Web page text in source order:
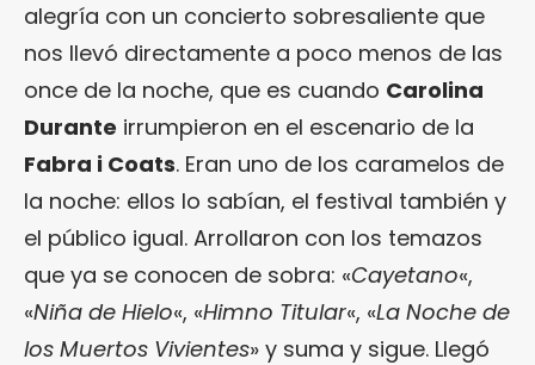
alegría con un concierto sobresaliente que
nos llevó directamente a poco menos de las
once de la noche, que es cuando Carolina
Durante irrumpieron en el escenario de la
Fabra i Coats. Eran uno de los caramelos de
la noche: ellos lo sabían, el festival también y
el público igual. Arrollaron con los temazos
que ya se conocen de sobra: «Cayetano«,
«Niña de Hielo«, «Himno Titular«, «La Noche de
los Muertos Vivientes» y suma y sigue. Llegó